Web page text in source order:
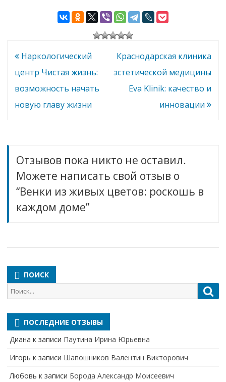
а
Венки
из
живых
цветов:
роскошь
каждом
Навигация
по
записям
Наркологический
центр Чистая жизнь:
возможность начать
новую главу жизни
Краснодарская клиника
эстетической медицины
Eva Klinik: качество и
инновации
Отзывов пока никто не оставил.
Можете написать свой отзыв о
“Венки из живых цветов: роскошь в
каждом доме”
ПОИСК
Поиск
для:
ПОСЛЕДНИЕ ОТЗЫВЫ
Диана к записи Паутина Ирина Юрьевна
Игорь к записи Шапошников Валентин Викторович
Любовь к записи Борода Александр Моисеевич